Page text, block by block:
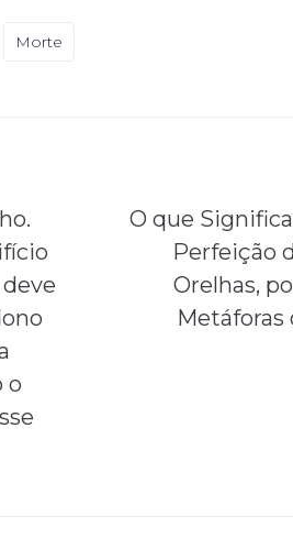
Morte
o
O que
Perfeição
Orelhas,
Metáforas